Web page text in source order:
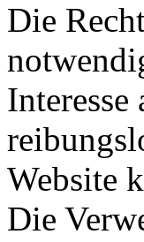
Die
Website
Die